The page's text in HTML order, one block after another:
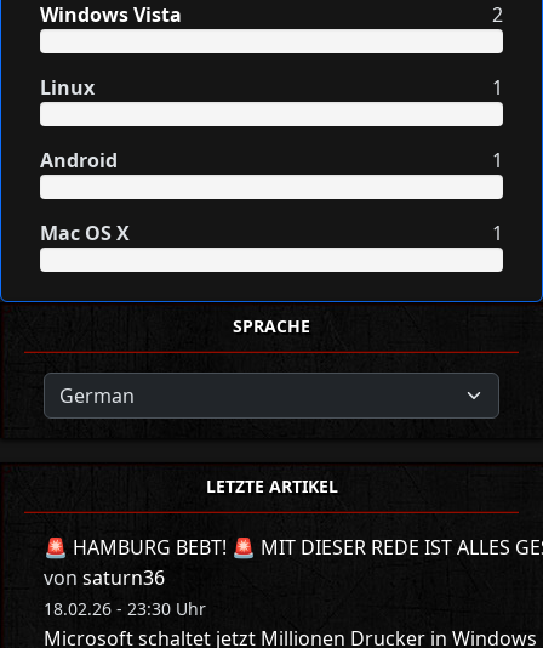
Windows Vista 2
Linux 1
Android 1
Mac OS X 1
SPRACHE
LETZTE ARTIKEL
🚨 HAMBURG BEBT! 🚨 MIT DIESER REDE IST ALLES
von saturn36
18.02.26 - 23:30 Uhr
Microsoft schaltet jetzt Millionen Drucker in Windows